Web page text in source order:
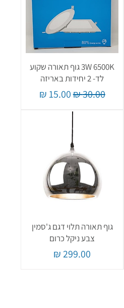
3W 6500K גוף תאורה שקוע
לד- 2 יחידות באריזה
מחיר רגיל‏30.00 ‏₪ מחיר מבצע
גוף תאורה תלוי דגם ג'סמין
צבע ניקל כרום
מחיר